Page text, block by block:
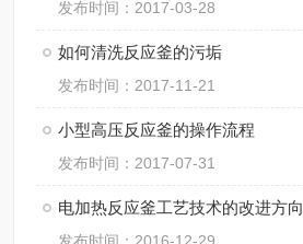
发布时间：2017-03-28
如何清洗反应釜的污垢
发布时间：2017-11-21
小型高压反应釜的操作流程
发布时间：2017-07-31
电加热反应釜工艺技术的改进方向